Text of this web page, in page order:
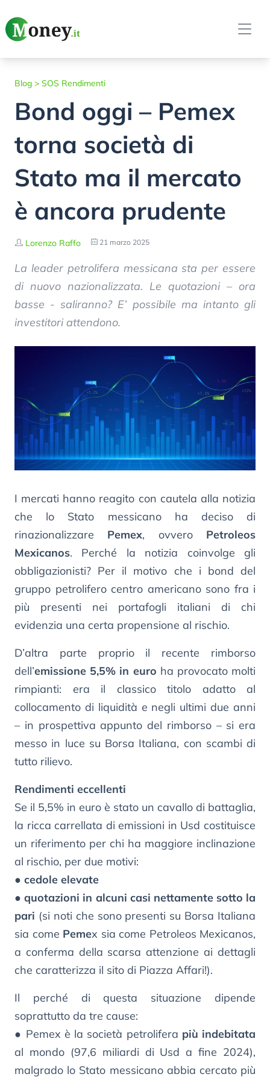
Blog > SOS Rendimenti
Bond oggi – Pemex
torna società di
Stato ma il mercato
è ancora prudente
Lorenzo Raffo 21 marzo 2025
La leader petrolifera messicana sta per essere
di nuovo nazionalizzata. Le quotazioni – ora
basse - saliranno? E’ possibile ma intanto gli
investitori attendono.
I mercati hanno reagito con cautela alla notizia
che lo Stato messicano ha deciso di
rinazionalizzare Pemex, ovvero Petroleos
Mexicanos. Perché la notizia coinvolge gli
obbligazionisti? Per il motivo che i bond del
gruppo petrolifero centro americano sono fra i
più presenti nei portafogli italiani di chi
evidenzia una certa propensione al rischio.
D’altra parte proprio il recente rimborso
dell’emissione 5,5% in euro ha provocato molti
rimpianti: era il classico titolo adatto al
collocamento di liquidità e negli ultimi due anni
– in prospettiva appunto del rimborso – si era
messo in luce su Borsa Italiana, con scambi di
tutto rilievo.
Rendimenti eccellenti
Se il 5,5% in euro è stato un cavallo di battaglia,
la ricca carrellata di emissioni in Usd costituisce
un riferimento per chi ha maggiore inclinazione
al rischio, per due motivi:
● cedole elevate
●quotazioni in alcuni casi nettamente sotto la
pari (si noti che sono presenti su Borsa Italiana
sia come Pemex sia come Petroleos Mexicanos,
a conferma della scarsa attenzione ai dettagli
che caratterizza il sito di Piazza Affari!).
Il perché di questa situazione dipende
soprattutto da tre cause:
● Pemex è la società petrolifera più indebitata
al mondo (97,6 miliardi di Usd a fine 2024),
malgrado lo Stato messicano abbia cercato più